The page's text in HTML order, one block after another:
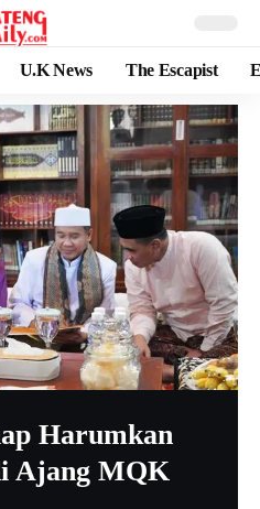
U.K News The Escapist
Harumkan
Ajang MQK